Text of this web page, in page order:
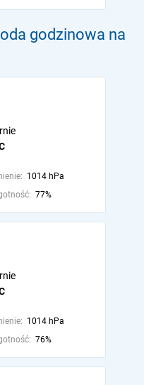
godzinowa na
1014 hPa
77%
1014 hPa
76%